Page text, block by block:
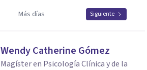
Más días Siguiente
Wendy Catherine Gómez
Magíster en Psicología Clínica y de la